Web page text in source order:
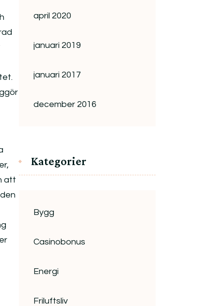
att
april 2020
januari 2019
januari 2017
december 2016
Kategorier
Bygg
Casinobonus
Energi
Friluftsliv